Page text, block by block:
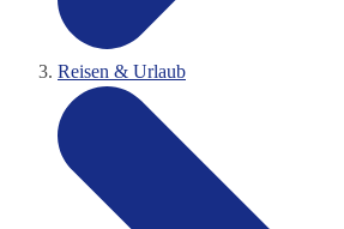
Reisen & Urlaub